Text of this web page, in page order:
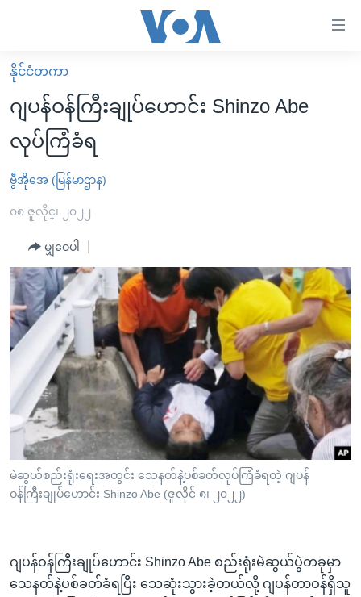
လွယ်ကူ
စေ
သည့်
Link
များ
ပင်မ
ကျော်
ကြည့်
ရန်
ပင်မ
စာမျက်နှာ
သို့
ကျော်
ကြည့်
ရန်
နေရာ
သို့
မူလစာမျက်နှာ
မြန်မာ
ကမ္ဘာ့သတင်းများ
နိုင်ငံတကာ
အစ္စရေး-ပါလက်စတိုင်း
ဗွီဒီယို
အင်္ဂလိပ်စာလေ့လာမယ်
အမေရိကန်သုံးအီဒီယံ
မကြေးမုံရဲ့ အင်္ဂလိပ်စာ
ရုပ်ရှင်ထဲက အင်္ဂလိပ်စာ
သုတပဒေသာ အင်္ဂလိပ်စာ
အပတ်စဉ်ကဏ္ဍများ
ရေဒီယို
ရေဒီယိုနှင့်ရုပ်သံ အချက်အလက်များ
ရေဒီယို/တီဗွီအစီအစဉ်
Learning English
ဗွီအိုအေ လူမှုကွန်ယက်များ
နိုင်ငံတကာ
ဂျပန်ဝန်ကြီးချုပ်ဟောင်း Shinzo Abe
လုပ်ကြံခံရ
ဗွီအိုအေ (မြန်မာဌာန)
၀၈ ဇူလိုင္၊ ၂၀၂၂
မျှဝေပါ
မဲဆွယ်စည်းရုံးရေးအတွင်း သေနတ်နဲ့ပစ်ခတ်လုပ်ကြံခံရတဲ့ ဂျပန်
ဝန်ကြီးချုပ်ဟောင်း Shinzo Abe (ဇူလိုင် ၈၊ ၂၀၂၂)
ဂျပန်ဝန်ကြီးချုပ်ဟောင်း Shinzo Abe စည်းရုံးမဲဆွယ်ပွဲတခုမှာ
သေနတ်နဲ့ပစ်ခတ်ခံရပြီး သေဆုံးသွားခဲ့တယ်လို့ ဂျပန်တာဝန်ရှိသူ